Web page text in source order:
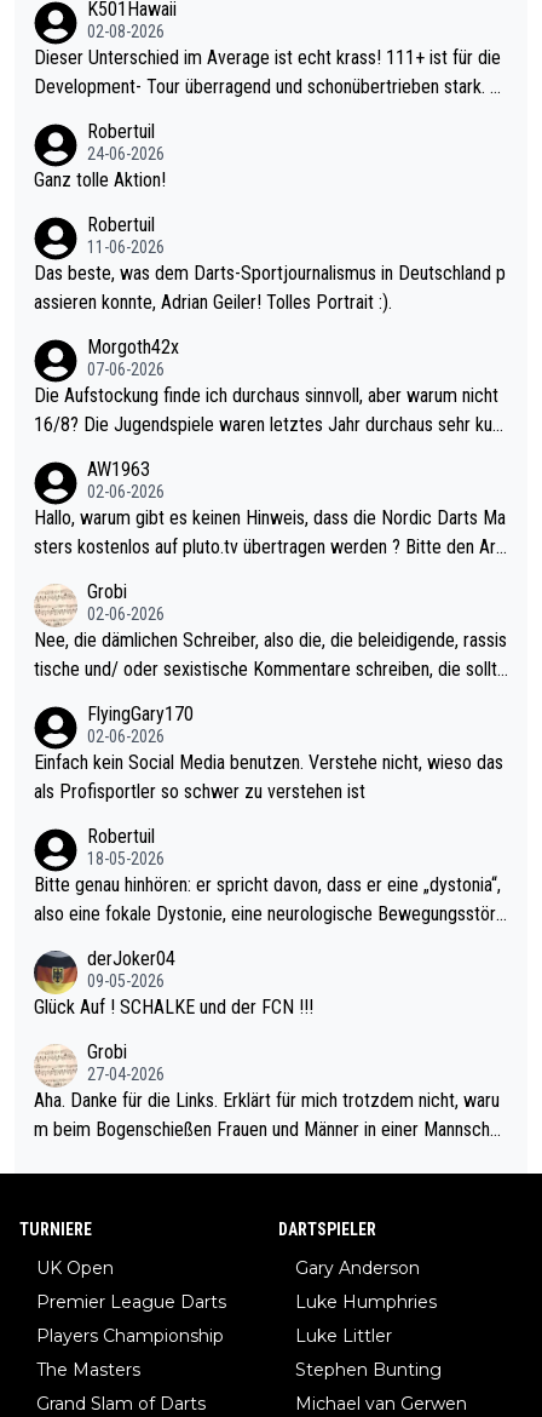
K501Hawaii
02-08-2026
Dieser Unterschied im Average ist echt krass! 111+ ist für die
Development- Tour überragend und schonübertrieben stark. U
mal 40+ erst recht. Da gewinnst keinen Blumentopf - ist ja noc
h krasser wie ein Pokalspiel eines Kreisligisten vs einem Bund
Robertuil
24-06-2026
Ganz tolle Aktion!
Robertuil
11-06-2026
Das beste, was dem Darts-Sportjournalismus in Deutschland p
assieren konnte, Adrian Geiler! Tolles Portrait :).
Morgoth42x
07-06-2026
Die Aufstockung finde ich durchaus sinnvoll, aber warum nicht
16/8? Die Jugendspiele waren letztes Jahr durchaus sehr kurz
Allerdings ist Mitchell Lawrie als Nummer 1 der Welt eh qualifi
ziert. Somit ändert die automatische Qualifikation des Weltmei
sters erstmal nichts. Ich denke sie wollen damit für nächstes J
ohl wenig WDF Turniere spielen. Dies war bei Archie Self letzt
es Jahr der Fall. Er musste als amtierender Weltmeister durch
den Qualifier und ich glaube kaum, dass Mitchel sich das (in Ve
el hat.
AW1963
02-06-2026
Hallo, warum gibt es keinen Hinweis, dass die Nordic Darts Ma
sters kostenlos auf pluto.tv übertragen werden ? Bitte den Arti
Grobi
02-06-2026
Nee, die dämlichen Schreiber, also die, die beleidigende, rassis
tische und/ oder sexistische Kommentare schreiben, die sollte
s Leben in den Griff kriegen. Nur eins wundert mich: Luke Little
r war doch neulich erst derjenige, der über Social Media GvV p
rovoziert hat. Und Littlers Mutter schießt öfters mal gegen Ric
FlyingGary170
02-06-2026
Einfach kein Social Media benutzen. Verstehe nicht, wieso das
als Profisportler so schwer zu verstehen ist
Robertuil
18-05-2026
Bitte genau hinhören: er spricht davon, dass er eine „dystonia“,
also eine fokale Dystonie, eine neurologische Bewegungsstöru
erden, im Arm hat. Und, dass Medikamente ihm helfen! Ich glau
be immer noch, dass sehr viele der Dartits-Fälle fälschlich psy
diese könnten teils wirksam behandelt werden! Dafür müsste
man nur zum Neurologen und nicht zum Mentaltrainer gehen…
derJoker04
09-05-2026
Glück Auf ! SCHALKE und der FCN !!!
Grobi
27-04-2026
Aha. Danke für die Links. Erklärt für mich trotzdem nicht, waru
m beim Bogenschießen Frauen und Männer in einer Mannschaf
rlichkeit vorausgesetzt ist. Gilt sogar bei den olympischen Spie
ftigt sich ausführlich, sachlich und absolut nachvollziehbar mit
dem Thema.
TURNIERE
UK Open
Premier League Darts
Players Championship
The Masters
Grand Slam of Darts
DARTSPIELER
Gary Anderson
Luke Humphries
Luke Littler
Stephen Bunting
Michael van Gerwen